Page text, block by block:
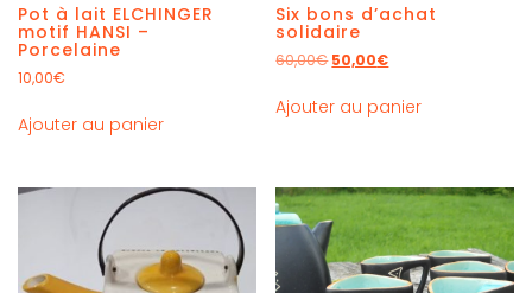
Pot à lait ELCHINGER
motif HANSI –
Porcelaine
10,00€
Ajouter au panier
Six bons d’achat
solidaire
60,00€ 50,00€
Ajouter au panier